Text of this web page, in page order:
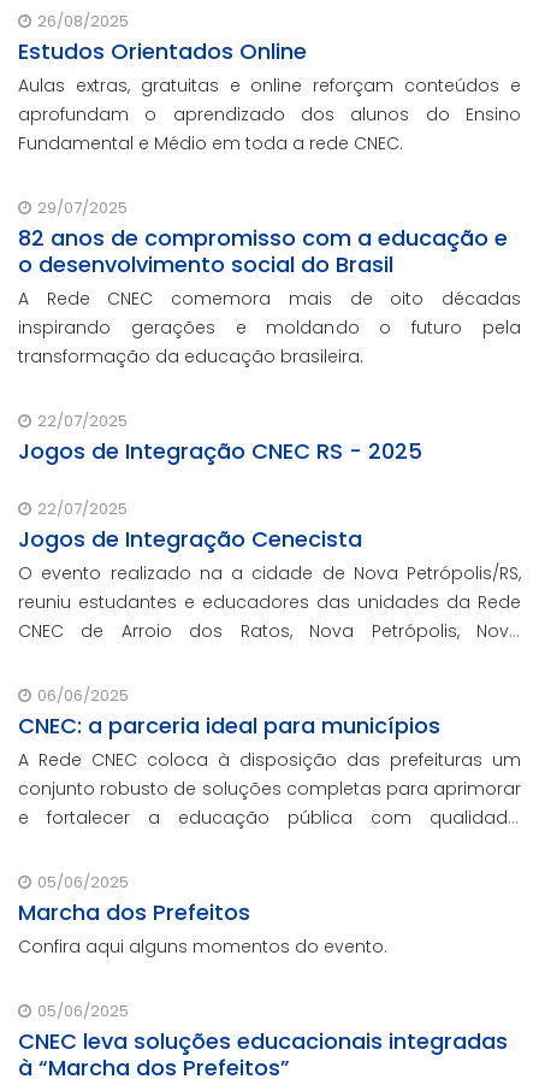
26/08/2025
Estudos Orientados Online
Aulas extras, gratuitas e online reforçam conteúdos e
aprofundam o aprendizado dos alunos do Ensino
Fundamental e Médio em toda a rede CNEC.
29/07/2025
82 anos de compromisso com a educação e
o desenvolvimento social do Brasil
A Rede CNEC comemora mais de oito décadas
inspirando gerações e moldando o futuro pela
transformação da educação brasileira.
22/07/2025
Jogos de Integração CNEC RS - 2025
22/07/2025
Jogos de Integração Cenecista
O evento realizado na a cidade de Nova Petrópolis/RS,
reuniu estudantes e educadores das unidades da Rede
CNEC de Arroio dos Ratos, Nova Petrópolis, Novo
06/06/2025
CNEC: a parceria ideal para municípios
A Rede CNEC coloca à disposição das prefeituras um
conjunto robusto de soluções completas para aprimorar
e fortalecer a educação pública com qualidade,
que não participaram da Marcha dos Prefeito
05/06/2025
Marcha dos Prefeitos
Confira aqui alguns momentos do evento.
05/06/2025
CNEC leva soluções educacionais integradas
à “Marcha dos Prefeitos”